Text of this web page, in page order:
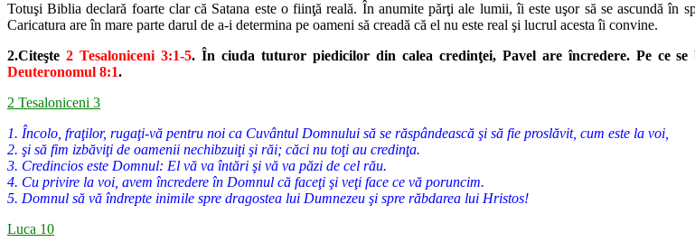
Totuşi Biblia declară foarte clar că Satana este o fiinţă reală. În anumite părţi ale lumii, îi este uşor să se ascundă în
Caricatura are în mare parte darul de a-i determina pe oameni să creadă că el nu este real şi lucrul acesta îi convine.
2.Citeşte 2 Tesaloniceni 3:1-5. În ciuda tuturor piedicilor din calea credinţei, Pavel are încredere. Pe ce
Deuteronomul 8:1.
2 Tesaloniceni 3
1. Încolo, fraţilor, rugaţi-vă pentru noi ca Cuvântul Domnului să se răspândească şi să fie proslăvit, cum este la voi,
2. şi să fim izbăviţi de oamenii nechibzuiţi şi răi; căci nu toţi au credinţa.
3. Credincios este Domnul: El vă va întări şi vă va păzi de cel rău.
4. Cu privire la voi, avem încredere în Domnul că faceţi şi veţi face ce vă poruncim.
5. Domnul să vă îndrepte inimile spre dragostea lui Dumnezeu şi spre răbdarea lui Hristos!
Luca 10